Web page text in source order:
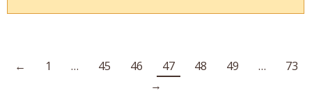
← 1 … 45 46 47 48 49 …
73
→